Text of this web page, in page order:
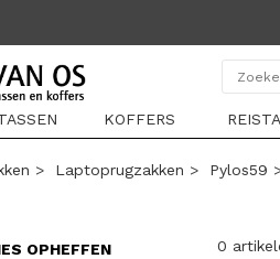
KOFFERS
> Laptoprugzakken > Pylos59
OPHEFFEN
0